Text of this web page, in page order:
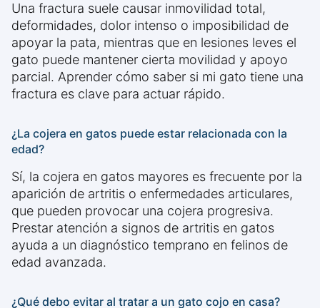
Una fractura suele causar inmovilidad total,
deformidades, dolor intenso o imposibilidad de
apoyar la pata, mientras que en lesiones leves el
gato puede mantener cierta movilidad y apoyo
parcial. Aprender cómo saber si mi gato tiene una
fractura es clave para actuar rápido.
¿La cojera en gatos puede estar relacionada con la
edad?
Sí, la cojera en gatos mayores es frecuente por la
aparición de artritis o enfermedades articulares,
que pueden provocar una cojera progresiva.
Prestar atención a signos de artritis en gatos
ayuda a un diagnóstico temprano en felinos de
edad avanzada.
¿Qué debo evitar al tratar a un gato cojo en casa?